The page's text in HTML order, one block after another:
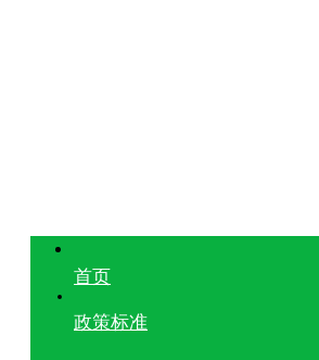
首页
政策标准